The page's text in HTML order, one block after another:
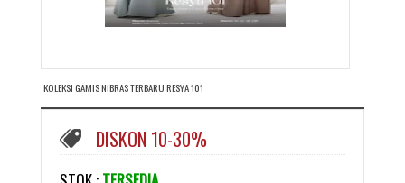
KOLEKSI GAMIS NIBRAS TERBARU RESYA 101
DISKON 10-30%